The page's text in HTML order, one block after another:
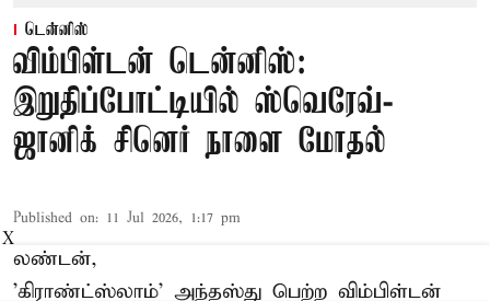
டென்னிஸ்
விம்பிள்டன் டென்னிஸ்:
இறுதிப்போட்டியில் ஸ்வெரேவ்-
ஜானிக் சினெர் நாளை மோதல்
Published on: 11 Jul 2026, 1:17 pm
லண்டன்,
'கிராண்ட்ஸ்லாம்' அந்தஸ்து பெற்ற விம்பிள்டன்
X